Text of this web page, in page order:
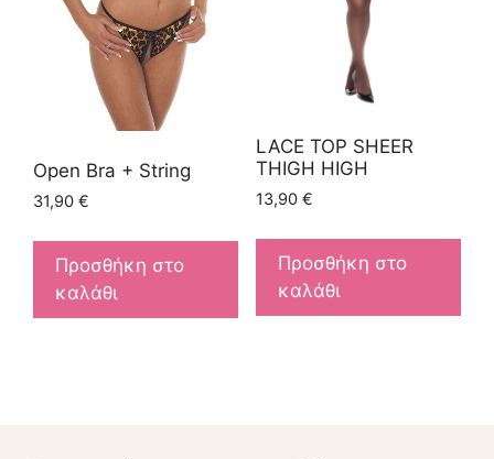
Open Bra + String
31,90 €
Προσθήκη στο
καλάθι
LACE TOP SHEER
THIGH HIGH
13,90 €
Προσθήκη στο
καλάθι